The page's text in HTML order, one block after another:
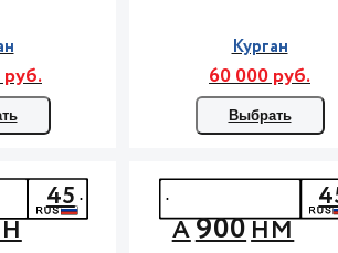
Курган
60 000 руб.
Выбрать
45
А900НМ